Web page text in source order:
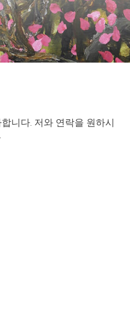
니다. 저와 연락을 원하시